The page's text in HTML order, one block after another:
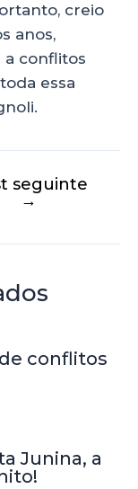
creio
anos,
a conflitos
essa
seguinte
→
conflitos
Junina, a